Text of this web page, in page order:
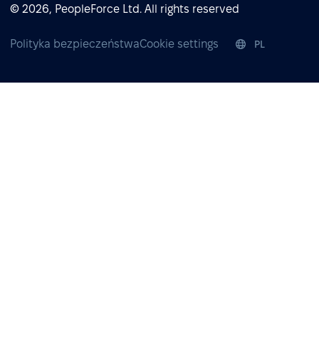
© 2026, PeopleForce Ltd. All rights reserved
Polityka bezpieczeństwaCookie settings PL